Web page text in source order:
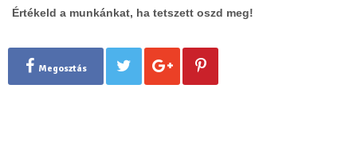
Értékeld a munkánkat, ha tetszett oszd meg!
Megosztás